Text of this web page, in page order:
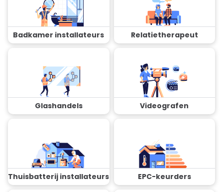
Badkamer installateurs Relatietherapeut
Glashandels Videografen
Thuisbatterij installateurs EPC-keurders